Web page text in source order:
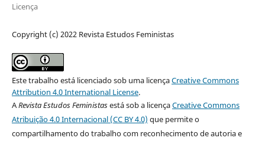
Licença
Copyright (c) 2022 Revista Estudos Feministas
Este trabalho está licenciado sob uma licençaCreative Commons
Attribution 4.0 International License.
ARevista Estudos Feministasestá sob a licençaCreative Commons
Atribuição 4.0 Internacional (CC BY 4.0) que permite o
compartilhamento do trabalho com reconhecimento de autoria e